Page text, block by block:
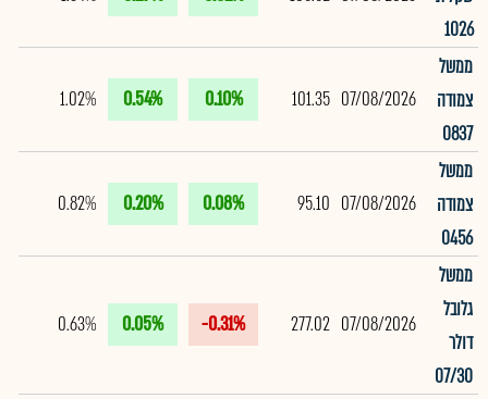
1026
ממשל
צמודה
0837
07/08/2026
101.35
0.10%
0.54%
1.02%
ממשל
צמודה
0456
07/08/2026
95.10
0.08%
0.20%
0.82%
ממשל
גלובל
דולר
07/30
07/08/2026
277.02
-0.31%
0.05%
0.63%